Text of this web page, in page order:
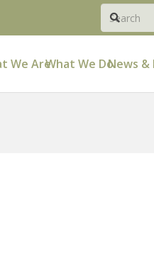
We AreWhat We DoNews &